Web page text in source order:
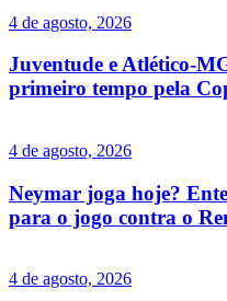
4 de agosto, 2026
Juventude e Atlético-
primeiro tempo pela
4 de agosto, 2026
Neymar joga hoje?
para o jogo contra o
4 de agosto, 2026